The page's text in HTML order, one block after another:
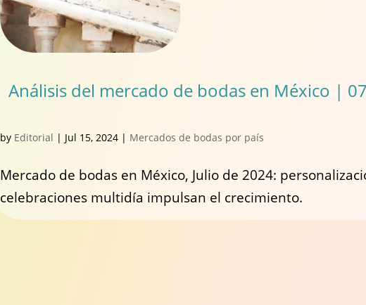
Análisis del mercado de bodas en México |
by Editorial | Jul 15, 2024| Mercados de bodas por país
Mercado de bodas en México, Julio de 2024:
celebraciones multidía impulsan el crecimiento.